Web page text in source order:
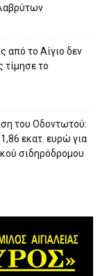
από το Αίγιο δεν
τίμησε το
του Οδοντωτού:
εκατ. ευρώ για
σιδηρόδρομου